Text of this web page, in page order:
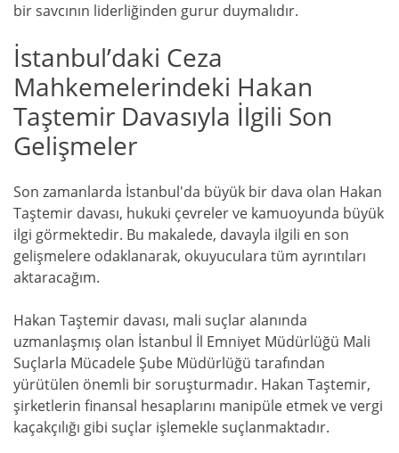
bir savcının liderliğinden gurur duymalıdır.
İstanbul’daki Ceza
Mahkemelerindeki Hakan
Taştemir Davasıyla İlgili Son
Gelişmeler
Son zamanlarda İstanbul'da büyük bir dava olan Hakan
Taştemir davası, hukuki çevreler ve kamuoyunda büyük
ilgi görmektedir. Bu makalede, davayla ilgili en son
gelişmelere odaklanarak, okuyuculara tüm ayrıntıları
aktaracağım.
Hakan Taştemir davası, mali suçlar alanında
uzmanlaşmış olan İstanbul İl Emniyet Müdürlüğü Mali
Suçlarla Mücadele Şube Müdürlüğü tarafından
yürütülen önemli bir soruşturmadır. Hakan Taştemir,
şirketlerin finansal hesaplarını manipüle etmek ve vergi
kaçakçılığı gibi suçlar işlemekle suçlanmaktadır.